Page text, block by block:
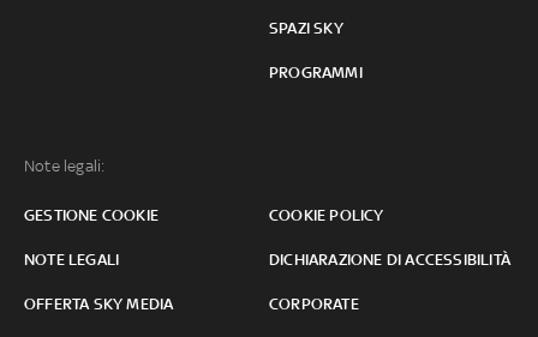
SPAZI SKY
PROGRAMMI
Note legali:
GESTIONE COOKIE COOKIE POLICY
NOTE LEGALI DICHIARAZIONE DI ACCESSIBILITÀ
OFFERTA SKY MEDIA CORPORATE